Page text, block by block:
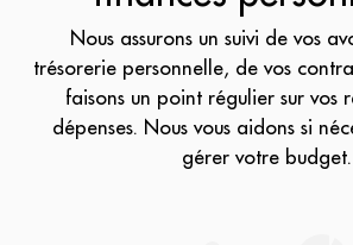
Nous assurons un suivi de vos
trésorerie personnelle, de vos
faisons un point régulier sur vos
dépenses. Nous vous aidons si
gérer votre budget.